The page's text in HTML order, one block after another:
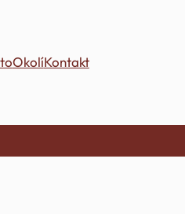
OkolíKontakt